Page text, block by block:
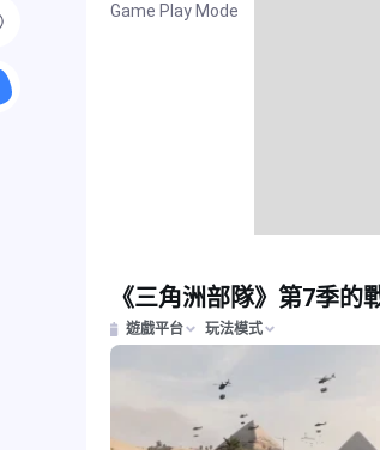
Game Play Mode
《三角洲部隊》第7季
遊戲平台 玩法模式